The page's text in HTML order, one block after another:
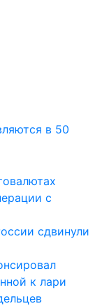
в 50
с
сдвинули
к лари